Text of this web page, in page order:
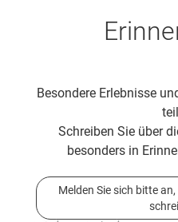
Besondere Erlebnisse
Schreiben Sie über
besonders in
Melden Sie sich bitte